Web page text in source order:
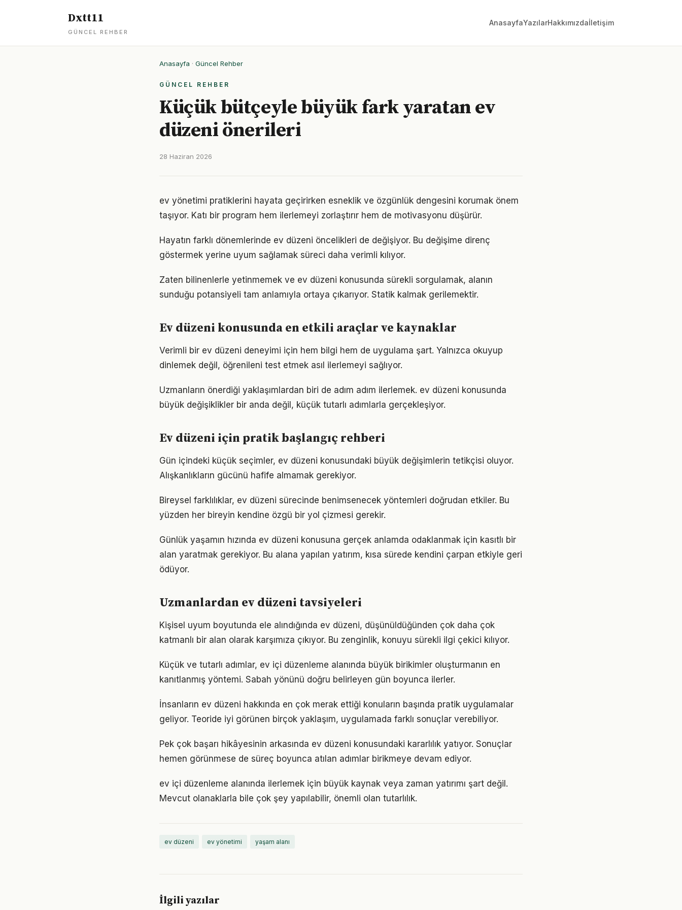
Dxtt11
GÜNCEL REHBER
AnasayfaYazılarHakkımızdaİletişim
Anasayfa · Güncel Rehber
GÜNCEL REHBER
Küçük bütçeyle büyük fark yaratan ev
düzeni önerileri
28 Haziran 2026
ev yönetimi pratiklerini hayata geçirirken esneklik ve özgünlük dengesini korumak önem
taşıyor. Katı bir program hem ilerlemeyi zorlaştırır hem de motivasyonu düşürür.
Hayatın farklı dönemlerinde ev düzeni öncelikleri de değişiyor. Bu değişime direnç
göstermek yerine uyum sağlamak süreci daha verimli kılıyor.
Zaten bilinenlerle yetinmemek ve ev düzeni konusunda sürekli sorgulamak, alanın
sunduğu potansiyeli tam anlamıyla ortaya çıkarıyor. Statik kalmak gerilemektir.
Ev düzeni konusunda en etkili araçlar ve kaynaklar
Verimli bir ev düzeni deneyimi için hem bilgi hem de uygulama şart. Yalnızca okuyup
dinlemek değil, öğrenileni test etmek asıl ilerlemeyi sağlıyor.
Uzmanların önerdiği yaklaşımlardan biri de adım adım ilerlemek. ev düzeni konusunda
büyük değişiklikler bir anda değil, küçük tutarlı adımlarla gerçekleşiyor.
Ev düzeni için pratik başlangıç rehberi
Gün içindeki küçük seçimler, ev düzeni konusundaki büyük değişimlerin tetikçisi oluyor.
Alışkanlıkların gücünü hafife almamak gerekiyor.
Bireysel farklılıklar, ev düzeni sürecinde benimsenecek yöntemleri doğrudan etkiler. Bu
yüzden her bireyin kendine özgü bir yol çizmesi gerekir.
Günlük yaşamın hızında ev düzeni konusuna gerçek anlamda odaklanmak için kasıtlı bir
alan yaratmak gerekiyor. Bu alana yapılan yatırım, kısa sürede kendini çarpan etkiyle geri
ödüyor.
Uzmanlardan ev düzeni tavsiyeleri
Kişisel uyum boyutunda ele alındığında ev düzeni, düşünüldüğünden çok daha çok
katmanlı bir alan olarak karşımıza çıkıyor. Bu zenginlik, konuyu sürekli ilgi çekici kılıyor.
Küçük ve tutarlı adımlar, ev içi düzenleme alanında büyük birikimler oluşturmanın en
kanıtlanmış yöntemi. Sabah yönünü doğru belirleyen gün boyunca ilerler.
İnsanların ev düzeni hakkında en çok merak ettiği konuların başında pratik uygulamalar
geliyor. Teoride iyi görünen birçok yaklaşım, uygulamada farklı sonuçlar verebiliyor.
Pek çok başarı hikâyesinin arkasında ev düzeni konusundaki kararlılık yatıyor. Sonuçlar
hemen görünmese de süreç boyunca atılan adımlar birikmeye devam ediyor.
ev içi düzenleme alanında ilerlemek için büyük kaynak veya zaman yatırımı şart değil.
Mevcut olanaklarla bile çok şey yapılabilir, önemli olan tutarlılık.
ev düzeni ev yönetimi yaşam alanı
İlgili yazılar